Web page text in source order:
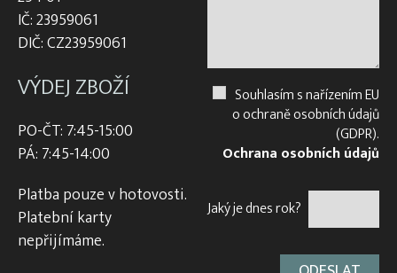
IČ: 23959061
DIČ: CZ23959061
VÝDEJ ZBOŽÍ
PO-ČT: 7:45-15:00
PÁ: 7:45-14:00
Platba pouze v hotovosti.
Platební karty
nepřijímáme.
Souhlasím s nařízením EU
o ochraně osobních údajů
(GDPR).
Ochrana osobních údajů
Jaký je dnes rok?